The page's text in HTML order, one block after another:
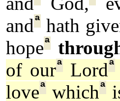
andª hath
hopeª
of ourª Lordª
loveª whichª